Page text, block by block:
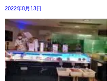
2022年8月13日